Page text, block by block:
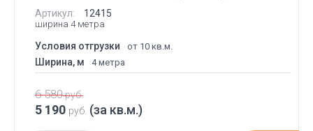
Артикул: 12415
ширина 4 метра
Условия отгрузки от 10 кв.м.
Ширина, м 4 метра
6 580руб.
5 190 руб. (за кв.м.)